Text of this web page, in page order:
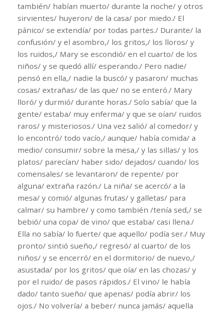
también/ habían muerto/ durante la noche/ y otros
sirvientes/ huyeron/ de la casa/ por miedo./ El
pánico/ se extendía/ por todas partes./ Durante/ la
confusión/ y el asombro,/ los gritos,/ los lloros/ y
los ruidos,/ Mary se escondió/ en el cuarto/ de los
niños/ y se quedó allí/ esperando./ Pero nadie/
pensó en ella,/ nadie la buscó/ y pasaron/ muchas
cosas/ extrañas/ de las que/ no se enteró./ Mary
lloró/ y durmió/ durante horas./ Solo sabía/ que la
gente/ estaba/ muy enferma/ y que se oían/ ruidos
raros/ y misteriosos./ Una vez salió/ al comedor/ y
lo encontró/ todo vacío,/ aunque/ había comida/ a
medio/ consumir/ sobre la mesa,/ y las sillas/ y los
platos/ parecían/ haber sido/ dejados/ cuando/ los
comensales/ se levantaron/ de repente/ por
alguna/ extraña razón./ La niña/ se acercó/ a la
mesa/ y comió/ algunas frutas/ y galletas/ para
calmar/ su hambre/ y como también /tenía sed,/ se
bebió/ una copa/ de vino/ que estaba/ casi llena./
Ella no sabía/ lo fuerte/ que aquello/ podía ser./ Muy
pronto/ sintió sueño,/ regresó/ al cuarto/ de los
niños/ y se encerró/ en el dormitorio/ de nuevo,/
asustada/ por los gritos/ que oía/ en las chozas/ y
por el ruido/ de pasos rápidos./ El vino/ le había
dado/ tanto sueño/ que apenas/ podía abrir/ los
ojos./ No volvería/ a beber/ nunca jamás/ aquella